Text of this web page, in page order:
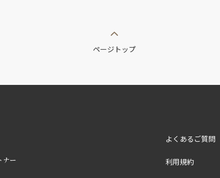
ページトップ
ナー
よくあるご質問
利用規約